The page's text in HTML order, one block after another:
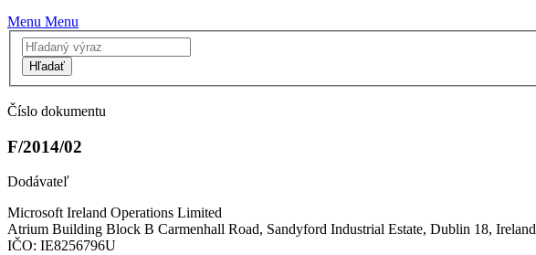
Menu Menu
Hľadať
Číslo dokumentu
F/2014/02
Dodávateľ
Microsoft Ireland Operations Limited
Atrium Building Block B Carmenhall Road, Sandyford Industrial Estate, Dublin 18, Ireland
IČO: IE8256796U